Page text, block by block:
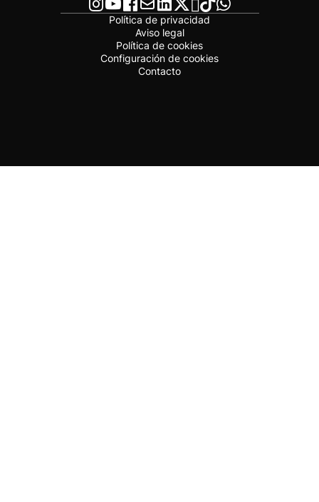
Política de privacidad
Aviso legal
Política de cookies
Configuración de cookies
Contacto